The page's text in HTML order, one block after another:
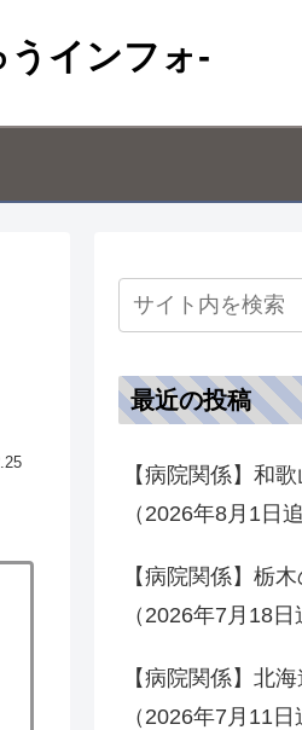
うインフォ-
最近の投稿
【病院関係】和
（2026年8月1日追
【病院関係】栃
（2026年7月18日
【病院関係】北
（2026年7月11日